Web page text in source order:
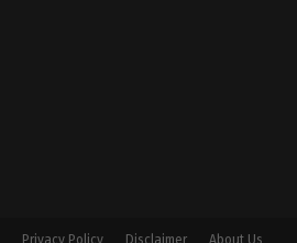
Privacy Policy Disclaimer About Us